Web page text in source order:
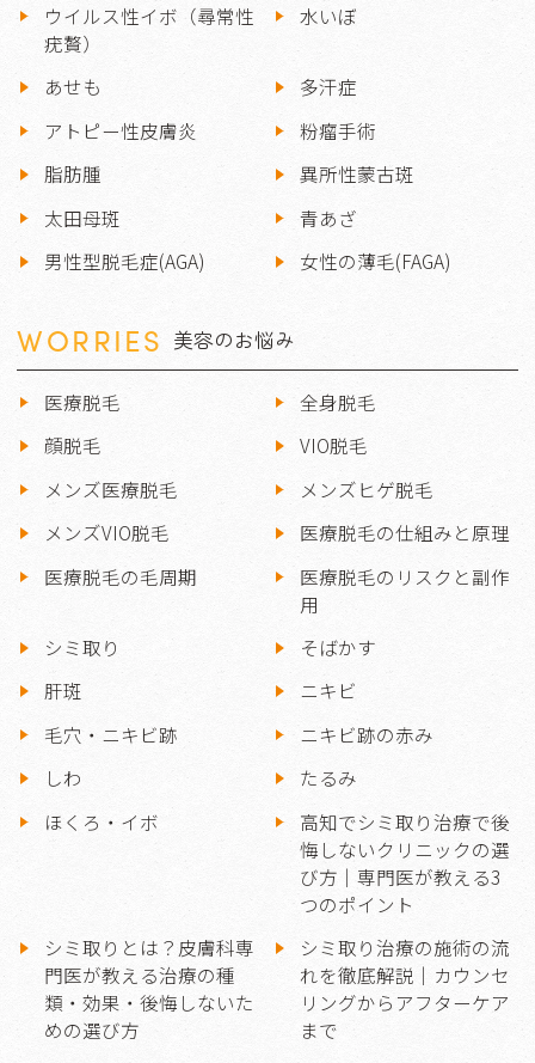
ウイルス性イボ（尋常性
疣贅）
水いぼ
あせも
多汗症
アトピー性皮膚炎
粉瘤手術
脂肪腫
異所性蒙古斑
太田母斑
青あざ
男性型脱毛症(AGA)
女性の薄毛(FAGA)
WORRIES 美容のお悩み
医療脱毛
全身脱毛
顔脱毛
VIO脱毛
メンズ医療脱毛
メンズヒゲ脱毛
メンズVIO脱毛
医療脱毛の仕組みと原理
医療脱毛の毛周期
医療脱毛のリスクと副作
用
シミ取り
そばかす
肝斑
ニキビ
毛穴・ニキビ跡
ニキビ跡の赤み
しわ
たるみ
ほくろ・イボ
高知でシミ取り治療で後
悔しないクリニックの選
び方｜専門医が教える3
つのポイント
シミ取りとは？皮膚科専
門医が教える治療の種
類・効果・後悔しないた
めの選び方
シミ取り治療の施術の流
れを徹底解説｜カウンセ
リングからアフターケア
まで